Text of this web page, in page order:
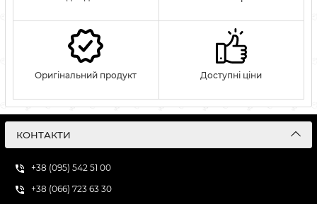
Оригінальний продукт Доступні ціни
КОНТАКТИ
+38 (095) 542 51 00
+38 (066) 723 63 30